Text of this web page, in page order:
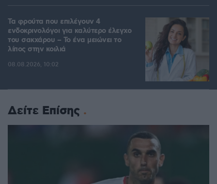
Τα φρούτα που επιλέγουν 4
ενδοκρινολόγοι για καλύτερο έλεγχο
του σακχάρου – Το ένα μειώνει το
λίπος στην κοιλιά
08.08.2026, 10:02
Δείτε Επίσης